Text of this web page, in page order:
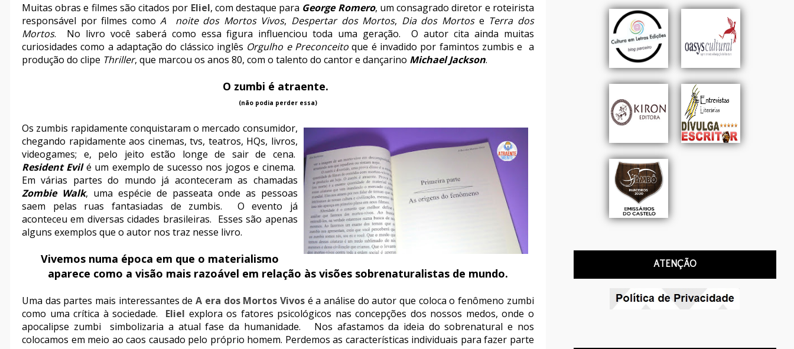
Muitas obras e filmes são citados por Eliel, com destaque para George Romero, um consagrado diretor e roteirista
responsável por filmes comoA noite dos Mortos Vivos, Despertar dos Mortos, Dia dos Mortose Terra dos
Mortos. No livro você saberá como essa figura influenciou toda uma geração. O autor cita ainda muitas
curiosidades como a adaptação do clássico inglês Orgulho e Preconceitoque é invadido por famintos zumbis e a
produção do clipe Thriller, que marcou os anos 80, com o talento do cantor e dançarino Michael Jackson.
O zumbi é atraente.
(não podia perder essa)
Os zumbis rapidamente conquistaram o mercado consumidor,
chegando rapidamente aos cinemas, tvs, teatros, HQs, livros,
videogames; e, pelo jeito estão longe de sair de cena.
Resident Evilé um exemplo de sucesso nos jogos e cinema.
Em várias partes do mundo já aconteceram as chamadas
Zombie Walk, uma espécie de passeata onde as pessoas
saem pelas ruas fantasiadas de zumbis. O evento já
aconteceu em diversas cidades brasileiras. Esses são apenas
alguns exemplos que o autor nos traz nesse livro.
Vivemos numa época em que o materialismo
aparece como a visão mais razoável em relação às visões sobrenaturalistas de mundo.
Uma das partes mais interessantes deA era dos Mortos Vivosé a análise do autor que coloca o fenômeno zumbi
como uma crítica à sociedade. Eliel explora os fatores psicológicos nas concepções dos nossos medos, onde o
apocalipse zumbi simbolizaria a atual fase da humanidade. Nos afastamos da ideia do sobrenatural e nos
colocamos em meio ao caos causado pelo próprio homem. Perdemos as características individuais para fazer parte
ATENÇÃO